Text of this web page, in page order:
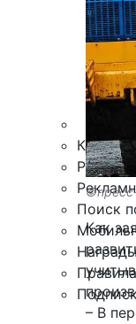
Редакция
Поиск
Как
– В